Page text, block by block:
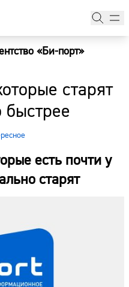
«Би-порт»
старят
есть почти у
старят